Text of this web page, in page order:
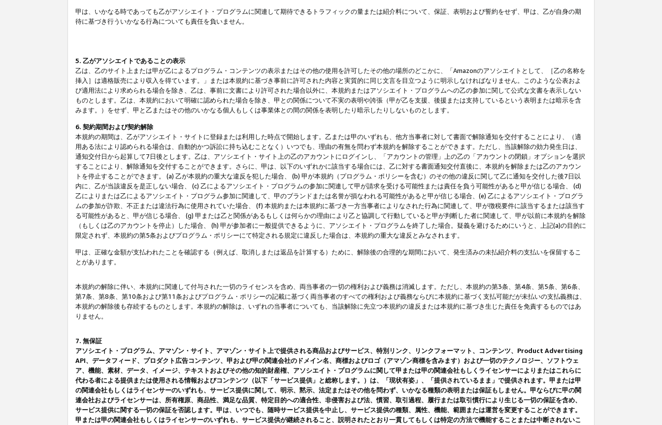
甲は、いかなる時であっても乙がアソシエイト・プログラムに関連して期待できるトラフィックの量または紹介料について、保証、表明および誓約をせず、甲は、乙が自身の期
待に基づき行ういかなる行為についても責任を負いません。
5. 乙がアソシエイトであることの表示
乙は、乙のサイト上または甲が乙によるプログラム・コンテンツの表示またはその他の使用を許可したその他の場所のどこかに、「Amazonのアソシエイトとして、［乙の名称を
挿入］は適格販売により収入を得ています。」または本規約に基づき事前に許可された内容と実質的に同じ文言を目立つように明示しなければなりません。このような公表およ
び適用法により求められる場合を除き、乙は、事前に文書により許可された場合以外に、本規約またはアソシエイト・プログラムへの乙の参加に関して公式な文書を表示しない
ものとします。乙は、本規約において明確に認められた場合を除き、甲との関係について不実の表明や誇張（甲が乙を支援、後援または支持しているという表明または暗示を含
みます。）をせず、甲と乙またはその他のいかなる個人もしくは事業体との間の関係を表明したり暗示したりしないものとします。
6. 契約期間および契約解除
本規約の期間は、乙がアソシエイト・サイトに登録または利用した時点で開始します。乙または甲のいずれも、他方当事者に対して書面で解除通知を交付することにより、（適
用ある法により認められる場合は、自動的かつ訴訟に持ち込むことなく）いつでも、理由の有無を問わず本規約を解除することができます。ただし、当該解除の効力発生日は、
通知交付日から起算して7日後とします。乙は、アソシエイト・サイト上の乙のアカウントにログインし、「アカウントの管理」上の乙の「アカウントの閉鎖」オプションを選択
することにより、解除通知を交付することができます。さらに、甲は、以下のいずれかに該当する場合には、乙に対する書面通知交付直後に、本規約を解除または乙のアカウン
トを停止することができます。 (a) 乙が本規約の重大な違反を犯した場合、 (b) 甲が本規約（プログラム・ポリシーを含む）のその他の違反に関して乙に通知を交付した後7日以
内に、乙が当該違反を是正しない場合、 (c) 乙によるアソシエイト・プログラムの参加に関連して甲が請求を受ける可能性または責任を負う可能性があると甲が信じる場合、 (d)
乙によりまたは乙によるアソシエイト・プログラム参加に関連して、甲のブランドまたは名誉が損なわれる可能性があると甲が信じる場合、(e) 乙によるアソシエイト・プログラ
ムの参加が詐欺、不正または違法行為に使用されていた場合、 (f) 本規約または本規約に基づき一方当事者によりなされた行為に関連して、甲が徴税要件に該当するまたは該当す
る可能性があると、甲が信じる場合、 (g) 甲または乙と関係があるもしくは何らかの理由により乙と協調して行動していると甲が判断した者に関連して、甲が以前に本規約を解除
（もしくは乙のアカウントを停止）した場合、 (h) 甲が参加者に一般提供できるように、アソシエイト・プログラムを終了した場合。疑義を避けるためにいうと、上記(a)の目的に
限定されず、本規約の第5条およびプログラム・ポリシーにて特定される規定に違反した場合は、本規約の重大な違反とみなされます。
甲は、正確な金額が支払われたことを確認する（例えば、取消しまたは返品を計算する）ために、解除後の合理的な期間において、発生済みの未払紹介料の支払いを保留するこ
とがあります。
本規約の解除に伴い、本規約に関連して付与された一切のライセンスを含め、両当事者の一切の権利および義務は消滅します。ただし、本規約の第3条、第4条、第5条、第6条、
第7条、第8条、第10条および第11条およびプログラム・ポリシーの記載に基づく両当事者のすべての権利および義務ならびに本規約に基づく支払可能だが未払いの支払義務は、
本規約の解除後も存続するものとします。本規約の解除は、いずれの当事者についても、当該解除に先立つ本規約の違反または本規約に基づき生じた責任を免責するものではあ
りません。
7. 無保証
アソシエイト・プログラム、アマゾン・サイト、アマゾン・サイト上で提供される商品およびサービス、特別リンク、リンクフォーマット、コンテンツ、Product Advertising
API、データフィード、プロダクト広告コンテンツ、甲および甲の関連会社のドメイン名、商標およびロゴ（アマゾン商標を含みます）および一切のテクノロジー、ソフトウェ
ア、機能、素材、データ、イメージ、テキストおよびその他の知的財産権、アソシエイト・プログラムに関して甲または甲の関連会社もしくライセンサーによりまたはこれらに
代わる者による提供または使用される情報およびコンテンツ（以下「サービス提供」と総称します。）は、「現状有姿」、「提供されているまま」で提供されます。甲または甲
の関連会社もしくはライセンサーのいずれも、サービス提供に関して、明示、黙示、法定またはその他を問わず、いかなる種類の表明または保証もしません。甲ならびに甲の関
連会社およびライセンサーは、所有権原、商品性、満足な品質、特定目的への適合性、非侵害および法、慣習、取引過程、履行または取引慣行により生じる一切の保証を含め、
サービス提供に関する一切の保証を否認します。甲は、いつでも、随時サービス提供を中止し、サービス提供の種類、属性、機能、範囲または運営を変更することができます。
甲または甲の関連会社もしくはライセンサーのいずれも、サービス提供が継続されること、説明されたとおり一貫してもしくは特定の方法で機能することまたは中断されないこ